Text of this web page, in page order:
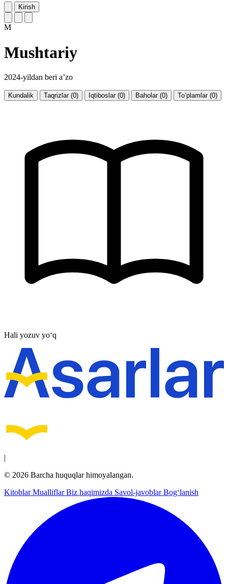
Kirish
M
Mushtariy
2024-yildan beri a’zo
Kundalik Taqrizlar (0) Iqtiboslar (0) Baholar (0) To‘plamlar (0)
Hali yozuv yo‘q
|
© 2026 Barcha huquqlar himoyalangan.
KitoblarMualliflarBiz haqimizda Savol-javoblarBog‘lanish